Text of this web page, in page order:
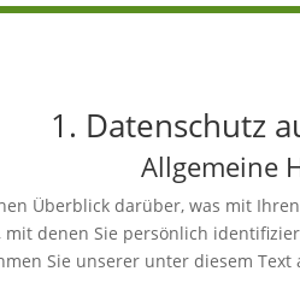
1. Datenschutz
Allgemeine
Überblick darüber, was mit
mit denen Sie persönlich
Sie unserer unter diesem